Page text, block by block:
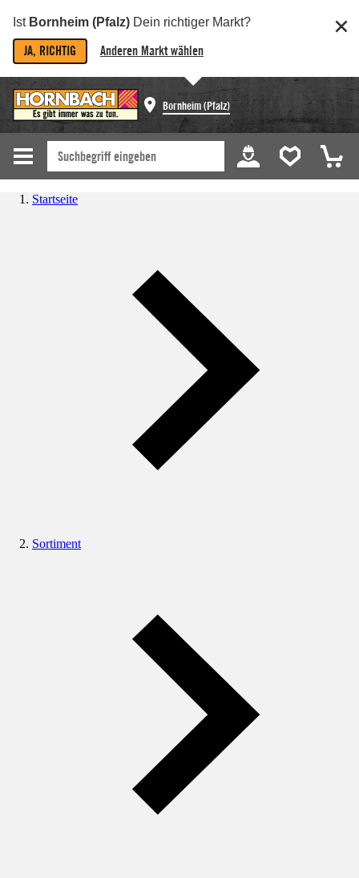
Ist Bornheim (Pfalz) Dein richtiger Markt?
JA, RICHTIG Anderen Markt wählen
Bornheim (Pfalz)
Startseite
Sortiment